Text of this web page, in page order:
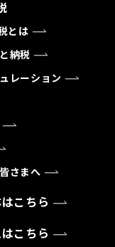
とは
納税
レーション
さまへ
こちら
こちら